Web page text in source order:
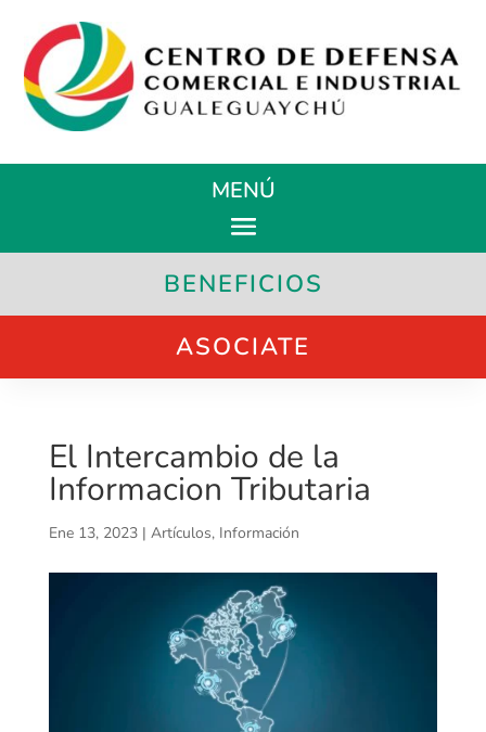
MENÚ
BENEFICIOS
ASOCIATE
El Intercambio de la
Informacion Tributaria
Ene 13, 2023| Artículos, Información